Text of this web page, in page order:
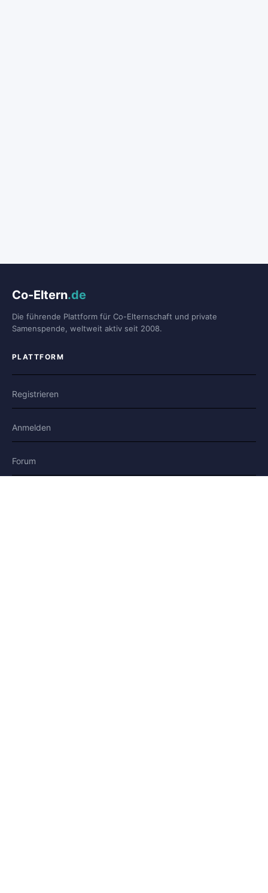
Co-Eltern.de
Die führende Plattform für Co-Elternschaft und private
Samenspende, weltweit aktiv seit 2008.
PLATTFORM
Registrieren
Anmelden
Forum